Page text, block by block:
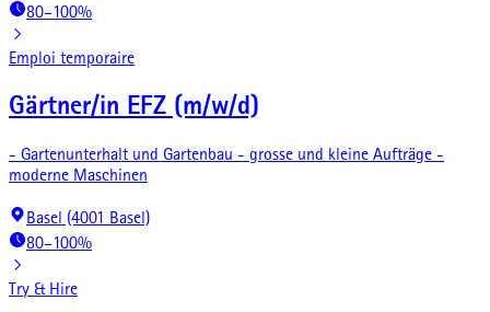
80–100%
Emploi temporaire
Gärtner/in EFZ (m/w/d)
- Gartenunterhalt und Gartenbau - grosse und kleine Aufträge -
moderne Maschinen
Basel (4001 Basel)
80–100%
Try & Hire